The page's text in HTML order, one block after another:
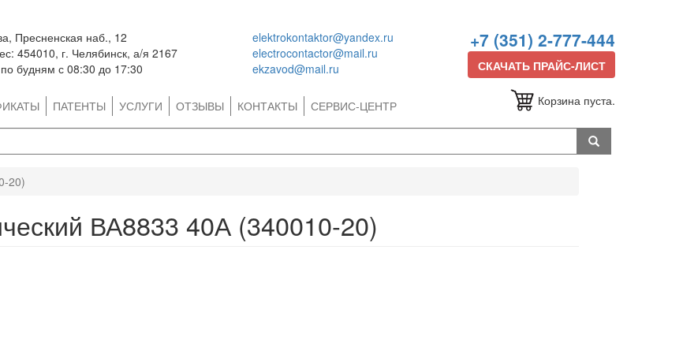
Пресненская наб., 12
454010, г. Челябинск, а/я 2167
будням с 08:30 до 17:30
elektrokontaktor@yandex.ru
electrocontactor@mail.ru
ekzavod@mail.ru
+7 (351) 2-777-444
СКАЧАТЬ ПРАЙС-ЛИСТ
ПАТЕНТЫ УСЛУГИ ОТЗЫВЫ КОНТАКТЫ СЕРВИС-ЦЕНТР Корзина пуста.
20)
ВА8833 40А (340010-20)